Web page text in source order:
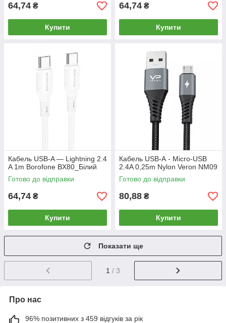
64,74 ₴
Купити
64,74 ₴
Купити
Кабель USB-A — Lightning 2.4
A 1m Borofone BX80_Білий
Готово до відправки
64,74 ₴
Купити
Кабель USB-А - Micro-USB
2.4A 0,25m Nylon Veron NM09
Готово до відправки
80,88 ₴
Купити
Показати ще
1 / 3
Про нас
96% позитивних з 459 відгуків за рік